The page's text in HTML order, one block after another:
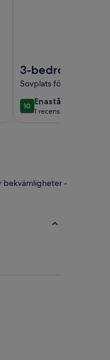
3-bedroom
independent
- modern
and historic
Sovplats för 6 · 3
1010 av 10
Enastående
enastående
1 recension
(1 recension)
bekvämligheter -